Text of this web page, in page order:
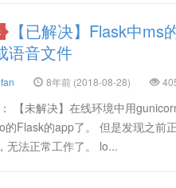
【已解决】Flask中
语音文件
8年前 (2018-08-28)
【未解决】在线环境中用
的Flask的app了。 但是发现之前
无法正常工作了。 lo...